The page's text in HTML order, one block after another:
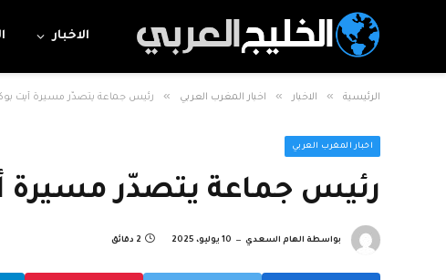
الاخبار
الرئيسية » الاخبار » اخبار المغرب العربي » رئيس جماعة يتصدّر مسيرة أيت
اخبار المغرب العربي
رئيس جماعة يتصدّر مسيرة
بواسطة الهام السعدي 10 يوليو، 2025 2 دقائق